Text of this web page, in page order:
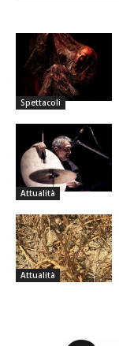
Spettacoli
Attualità
Attualità